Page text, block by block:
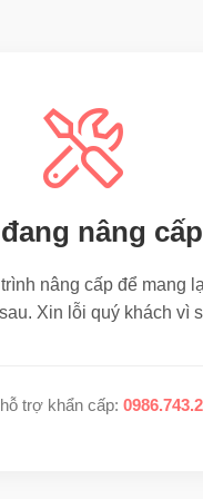
nâng
nâng cấp để mang
Xin lỗi quý khách vì
trợ khẩn cấp: